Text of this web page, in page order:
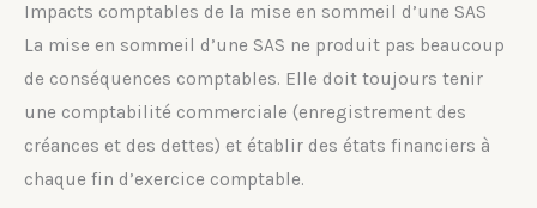
Impacts comptables de la mise en sommeil d’une SAS
La mise en sommeil d’une SAS ne produit pas beaucoup
de conséquences comptables. Elle doit toujours tenir
une comptabilité commerciale (enregistrement des
créances et des dettes) et établir des états financiers à
chaque fin d’exercice comptable.